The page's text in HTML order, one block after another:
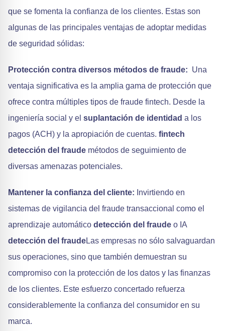
que se fomenta la confianza de los clientes. Estas son
algunas de las principales ventajas de adoptar medidas
de seguridad sólidas:
Protección contra diversos métodos de fraude: Una
ventaja significativa es la amplia gama de protección que
ofrece contra múltiples tipos de fraude fintech. Desde la
ingeniería social y el suplantación de identidad a los
pagos (ACH) y la apropiación de cuentas. fintech
detección del fraude métodos de seguimiento de
diversas amenazas potenciales.
Mantener la confianza del cliente: Invirtiendo en
sistemas de vigilancia del fraude transaccional como el
aprendizaje automático detección del fraude o IA
detección del fraudeLas empresas no sólo salvaguardan
sus operaciones, sino que también demuestran su
compromiso con la protección de los datos y las finanzas
de los clientes. Este esfuerzo concertado refuerza
considerablemente la confianza del consumidor en su
marca.